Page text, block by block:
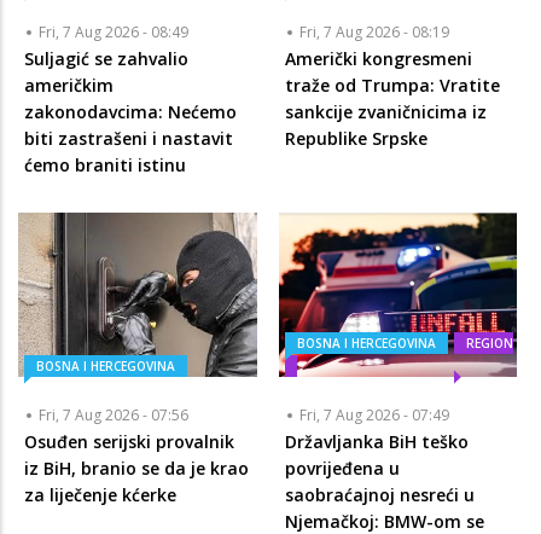
Fri, 7 Aug 2026 - 08:49
Suljagić se zahvalio
američkim
zakonodavcima: Nećemo
biti zastrašeni i nastavit
ćemo braniti istinu
Fri, 7 Aug 2026 - 08:19
Američki kongresmeni
traže od Trumpa: Vratite
sankcije zvaničnicima iz
Republike Srpske
BOSNA I HERCEGOVINA
Fri, 7 Aug 2026 - 07:56
Osuđen serijski provalnik
iz BiH, branio se da je krao
za liječenje kćerke
BOSNA I HERCEGOVINA REGION
Fri, 7 Aug 2026 - 07:49
Državljanka BiH teško
povrijeđena u
saobraćajnoj nesreći u
Njemačkoj: BMW-om se